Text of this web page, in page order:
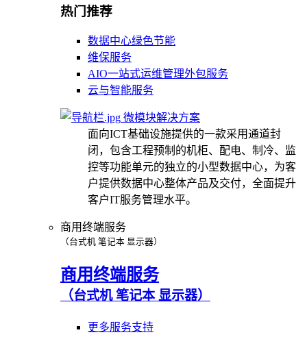
热门推荐
数据中心绿色节能
维保服务
AIO一站式运维管理外包服务
云与智能服务
微模块解决方案
面向ICT基础设施提供的一款采用通道封
闭，包含工程预制的机柜、配电、制冷、监
控等功能单元的独立的小型数据中心，为客
户提供数据中心整体产品及交付，全面提升
客户IT服务管理水平。
商用终端服务
（台式机 笔记本 显示器）
商用终端服务
（台式机 笔记本 显示器）
更多服务支持